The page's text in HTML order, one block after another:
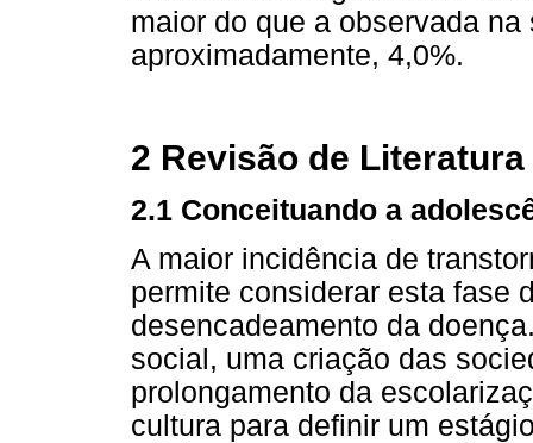
maior do que a observada
aproximadamente, 4,0%.
2 Revisão de Literatura
2.1 Conceituando a
A maior incidência de
permite considerar esta fase
desencadeamento da
social, uma criação das
prolongamento da
cultura para definir um